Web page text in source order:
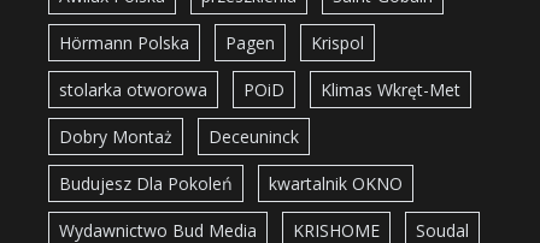
Hörmann Polska Pagen Krispol
stolarka otworowa POiD Klimas Wkręt-Met
Dobry Montaż Deceuninck
Budujesz Dla Pokoleń kwartalnik OKNO
Wydawnictwo Bud Media KRISHOME Soudal